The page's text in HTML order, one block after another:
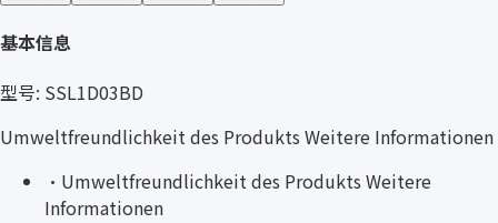
基本信息
型号: SSL1D03BD
Umweltfreundlichkeit des Produkts Weitere Informationen
· Umweltfreundlichkeit des Produkts Weitere
Informationen